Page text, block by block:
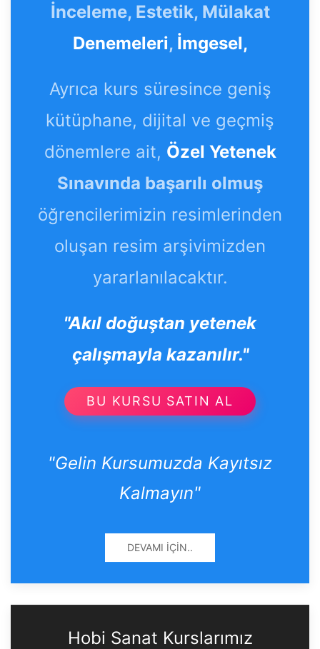
İnceleme, Estetik, Mülakat
Denemeleri, İmgesel,
Ayrıca kurs süresince geniş
kütüphane, dijital ve geçmiş
dönemlere ait, Özel Yetenek
Sınavında başarılı olmuş
öğrencilerimizin resimlerinden
oluşan resim arşivimizden
yararlanılacaktır.
"Akıl doğuştan yetenek
çalışmayla kazanılır."
BU KURSU SATIN AL
"Gelin Kursumuzda Kayıtsız
Kalmayın"
DEVAMI İÇIN..
Hobi Sanat Kurslarımız